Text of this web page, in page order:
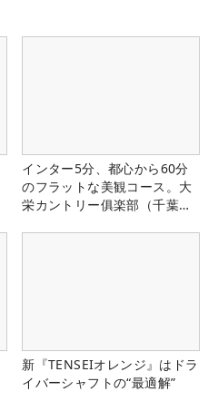
インター5分、都心から60分
のフラットな美観コース。大
栄カントリー俱楽部（千葉
新『TENSEIオレンジ』はドラ
イバーシャフトの“最適解”